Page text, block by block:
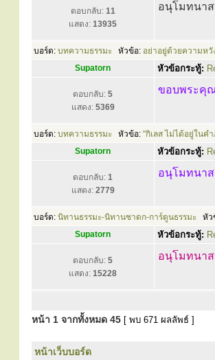
ตอบกลับ: 11
แสดง: 13935
อนุโมทนา
บอร์ด: บทความธรรมะ หัวข้อ: อย่าอยู่ด้วยความห
Supatorn
หัวข้อกระทู้:
ตอบกลับ: 5
แสดง: 5369
ขอบพระคุ
บอร์ด: บทความธรรมะ หัวข้อ: "กิเลส ไม่ได้อยู่ใน
Supatorn
หัวข้อกระทู้:
ตอบกลับ: 1
แสดง: 2779
อนุโมทนาส
บอร์ด: นิทานธรรมะ-นิทานชาดก-การ์ตูนธรรมะ หัว
Supatorn
หัวข้อกระทู้:
ตอบกลับ: 5
แสดง: 15228
อนุโมทนาส
หน้า 1 จากทั้งหมด 45 [ พบ 671 ผลลัพธ์ ]
หน้าเว็บบอร์ด